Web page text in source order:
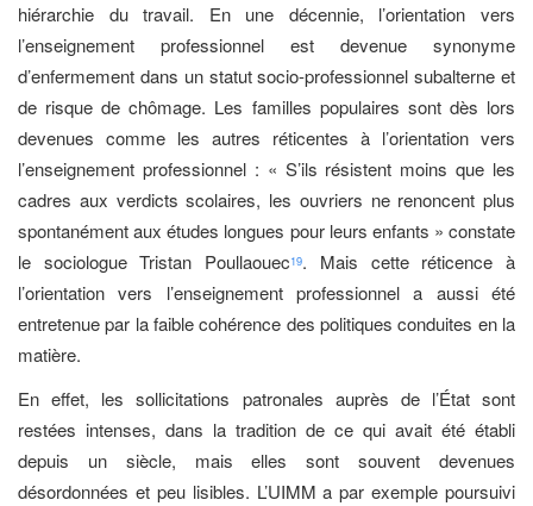
hiérarchie du travail. En une décennie, l’orientation vers
l’enseignement professionnel est devenue synonyme
d’enfermement dans un statut socio-professionnel subalterne et
de risque de chômage. Les familles populaires sont dès lors
devenues comme les autres réticentes à l’orientation vers
l’enseignement professionnel : « S’ils résistent moins que les
cadres aux verdicts scolaires, les ouvriers ne renoncent plus
spontanément aux études longues pour leurs enfants » constate
le sociologue Tristan Poullaouec19. Mais cette réticence à
l’orientation vers l’enseignement professionnel a aussi été
entretenue par la faible cohérence des politiques conduites en la
matière.
En effet, les sollicitations patronales auprès de l’État sont
restées intenses, dans la tradition de ce qui avait été établi
depuis un siècle, mais elles sont souvent devenues
désordonnées et peu lisibles. L’UIMM a par exemple poursuivi